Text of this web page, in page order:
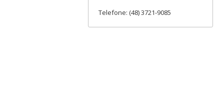
Telefone: (48) 3721-9085